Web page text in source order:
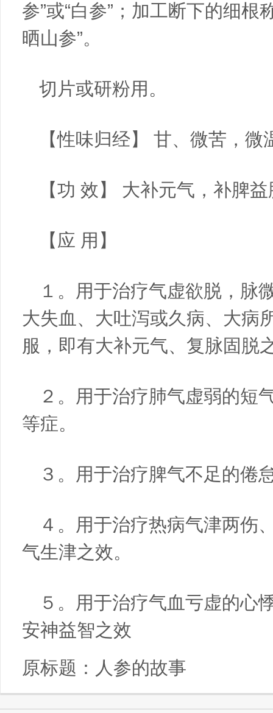
参”或“白参”；加工断下的细根
晒山参”。
切片或研粉用。
【性味归经】 甘、微苦，
【功 效】 大补元气，补脾
【应 用】
１。用于治疗气虚欲脱，脉
大失血、大吐泻或久病、大病
服，即有大补元气、复脉固脱
２。用于治疗肺气虚弱的短
等症。
３。用于治疗脾气不足的倦
４。用于治疗热病气津两伤
气生津之效。
５。用于治疗气血亏虚的心
安神益智之效
原标题： 人参的故事